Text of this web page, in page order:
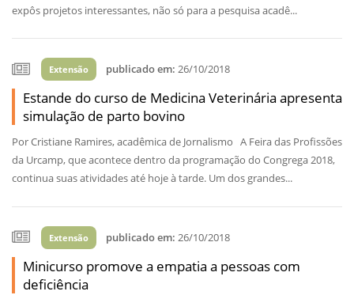
expôs projetos interessantes, não só para a pesquisa acadê...
Extensão publicado em: 26/10/2018
Estande do curso de Medicina Veterinária apresenta
simulação de parto bovino
Por Cristiane Ramires, acadêmica de Jornalismo A Feira das Profissões
da Urcamp, que acontece dentro da programação do Congrega 2018,
continua suas atividades até hoje à tarde. Um dos grandes...
Extensão publicado em: 26/10/2018
Minicurso promove a empatia a pessoas com
deficiência